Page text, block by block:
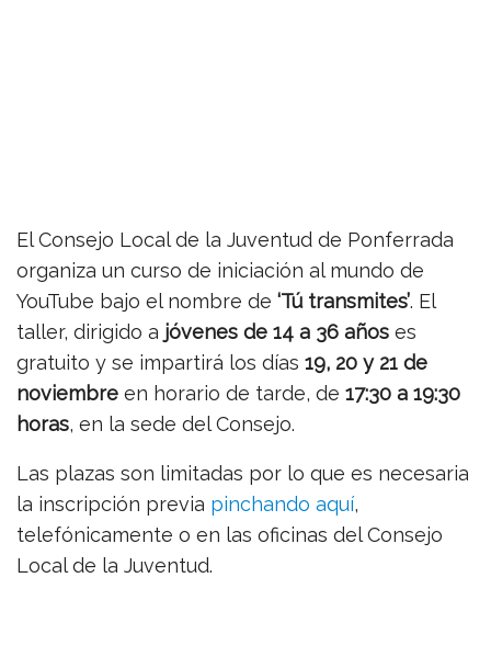
El Consejo Local de la Juventud de Ponferrada
organiza un curso de iniciación al mundo de
YouTube bajo el nombre de ‘Tú transmites’. El
taller, dirigido a jóvenes de 14 a 36 años es
gratuito y se impartirá los días 19, 20 y 21 de
noviembre en horario de tarde, de 17:30 a 19:30
horas, en la sede del Consejo.
Las plazas son limitadas por lo que es necesaria
la inscripción previa pinchando aquí,
telefónicamente o en las oficinas del Consejo
Local de la Juventud.